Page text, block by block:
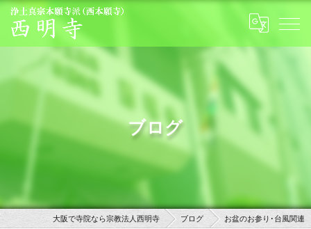
ブログ
大阪で寺院なら宗教法人西明寺 ブログ お盆のお参り･台風関連